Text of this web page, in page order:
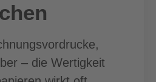
– die Wertigkeit